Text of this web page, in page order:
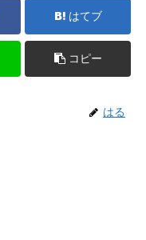
はてブ
コピー
はる